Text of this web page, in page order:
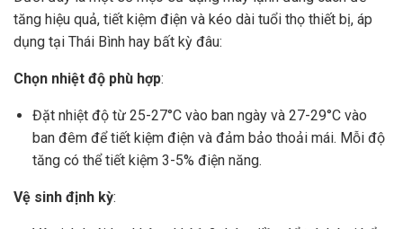
tăng hiệu quả, tiết kiệm điện và kéo dài tuổi thọ thiết bị, áp
dụng tại Thái Bình hay bất kỳ đâu:
Chọn nhiệt độ phù hợp:
Đặt nhiệt độ từ 25-27°C vào ban ngày và 27-29°C vào
ban đêm để tiết kiệm điện và đảm bảo thoải mái. Mỗi độ
tăng có thể tiết kiệm 3-5% điện năng.
Vệ sinh định kỳ: